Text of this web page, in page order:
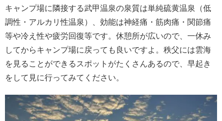
キャンプ場に隣接する武甲温泉の泉質は単純硫黄温泉（低
調性・アルカリ性温泉）、効能は神経痛・筋肉痛・関節痛
等や冷え性や疲労回復等です。休憩所が広いので、一休み
してからキャンプ場に戻っても良いですよ。秩父には雲海
を見ることができるスポットがたくさんあるので、早起き
をして見に行ってみてください。